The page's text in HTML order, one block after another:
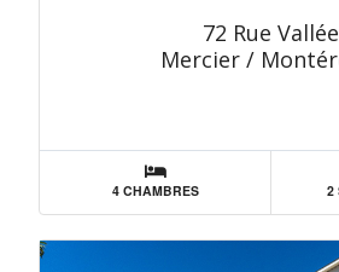
72 Rue Vallée
Mercier /
4 CHAMBRES 2